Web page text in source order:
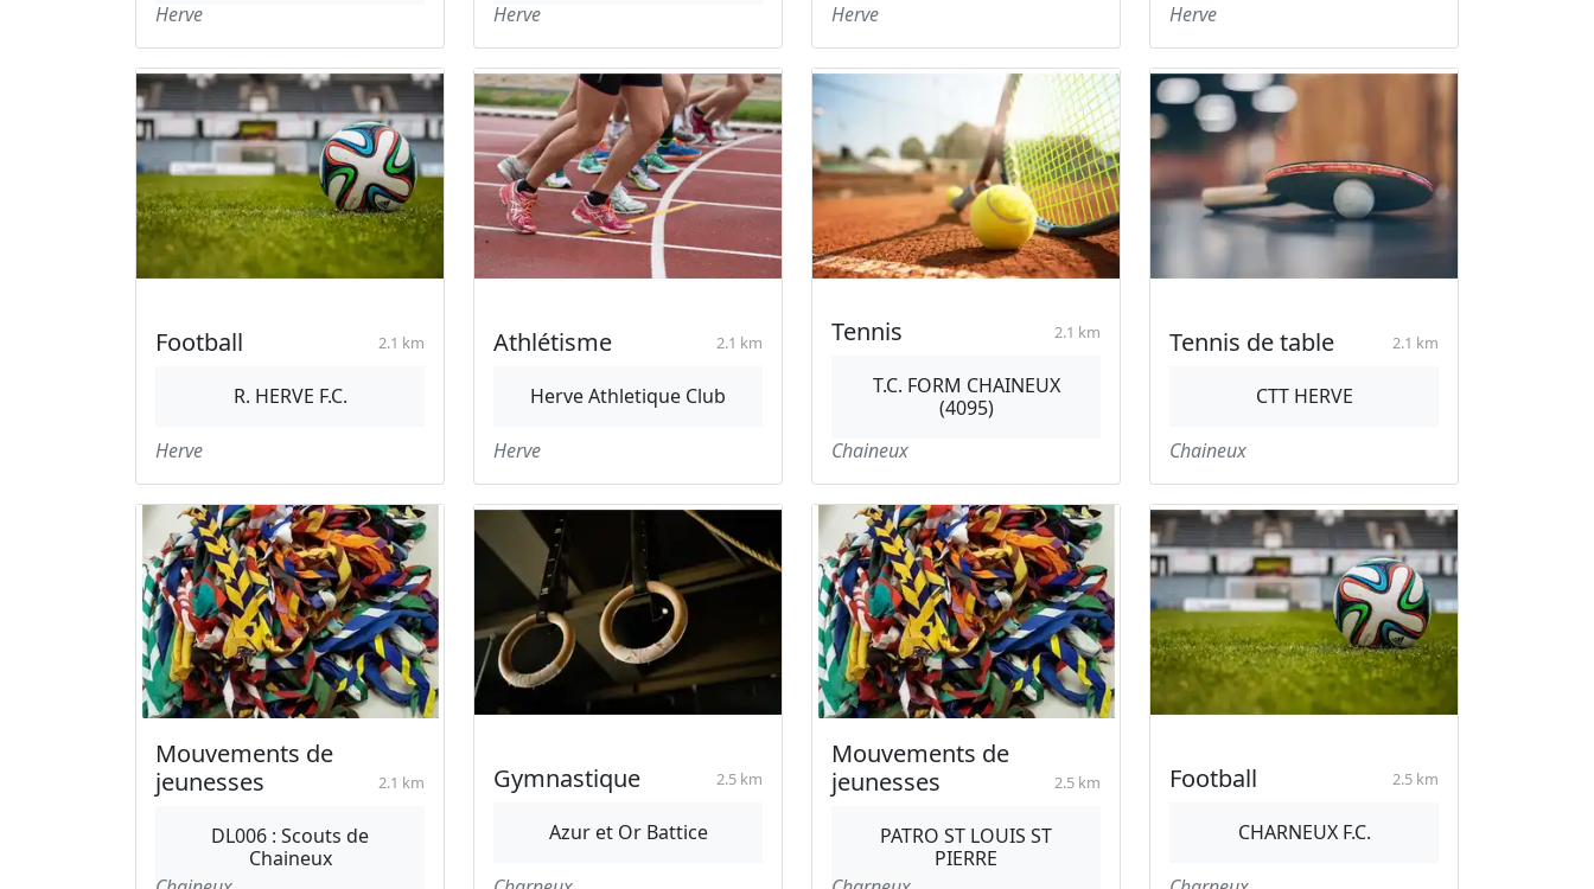
Herve
Herve
Herve Herve
Football 2.1 km
R. HERVE F.C.
Herve
Athlétisme 2.1 km
Herve Athletique Club
Herve
Tennis 2.1 km
T.C. FORM CHAINEUX
(4095)
Chaineux
Tennis de table 2.1 km
CTT HERVE
Chaineux
Mouvements de
jeunesses
2.1 km
DL006 : Scouts de
Chaineux
Gymnastique 2.5 km
Azur et Or Battice
Mouvements de
jeunesses
2.5 km
PATRO ST LOUIS ST
PIERRE
Football 2.5 km
CHARNEUX F.C.